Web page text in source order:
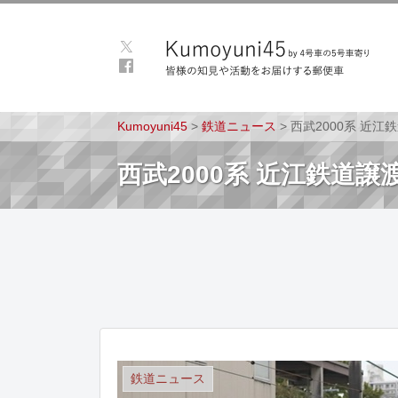
Kumoyuni45 > 鉄道ニュース > 西武2000系 近江
西武2000系 近江鉄道譲
鉄道ニュース